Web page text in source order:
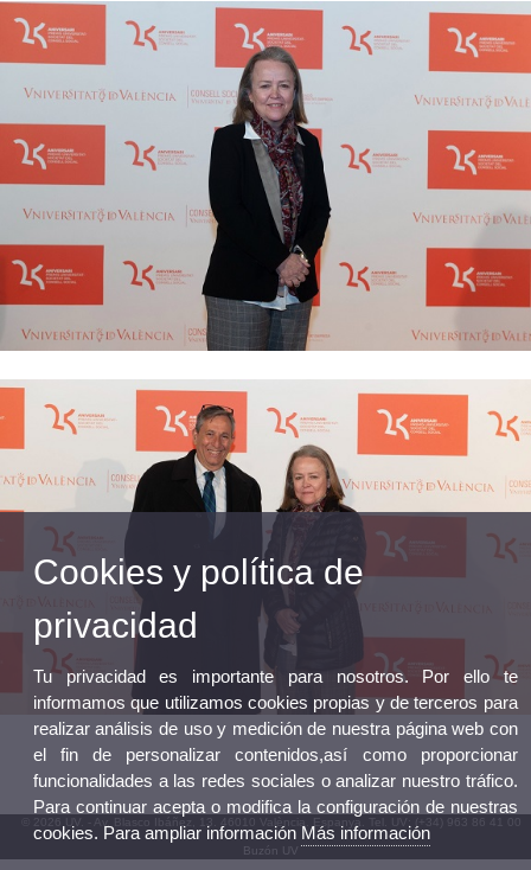
© 2026 UV. - Av. Blasco Ibáñez, 13. 46010 València. Espanya. Tel. UV: (+34) 963 86 41 00
Buzón UV
Cookies y política de
privacidad
Tu privacidad es importante para nosotros. Por ello te
informamos que utilizamos cookies propias y de terceros para
realizar análisis de uso y medición de nuestra página web con
el fin de personalizar contenidos,así como proporcionar
funcionalidades a las redes sociales o analizar nuestro tráfico.
Para continuar acepta o modifica la configuración de nuestras
cookies. Para ampliar información Más información